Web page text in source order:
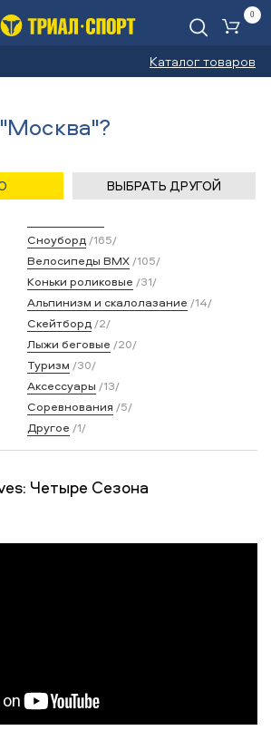
Каталог товаров
0
Велосипеды/537/
Сноуборд /165/
Велосипеды BMX /105/
Коньки роликовые /31/
Альпинизм и скалолазание /14/
Скейтборд /2/
Лыжи беговые /20/
Туризм /30/
Аксессуары /13/
Соревнования /5/
Другое /1/
Четыре Сезона
ВЫБРАТЬ ДРУГОЙ